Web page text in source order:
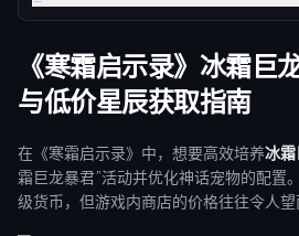
《寒霜启示录》冰霜巨
与低价星辰获取指南
在《寒霜启示录》中，想要高效培养冰
霜巨龙暴君”活动并优化神话宠物的配置
级货币，但游戏内商店的价格往往令人